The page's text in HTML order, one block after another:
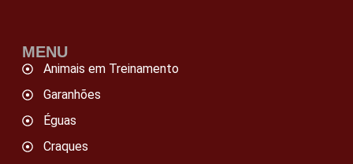
MENU
Animais em Treinamento
Garanhões
Éguas
Craques